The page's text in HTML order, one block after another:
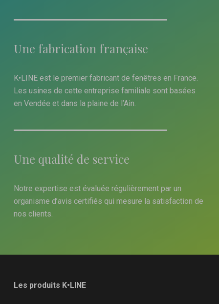
Une fabrication française
K•LINE est le premier fabricant de fenêtres en France.
Les usines de cette entreprise familiale sont basées
en Vendée et dans la plaine de l’Ain.
Une qualité de service
Notre expertise est évaluée régulièrement par un
organisme d’avis certifiés qui mesure la satisfaction de
nos clients.
Les produits K•LINE